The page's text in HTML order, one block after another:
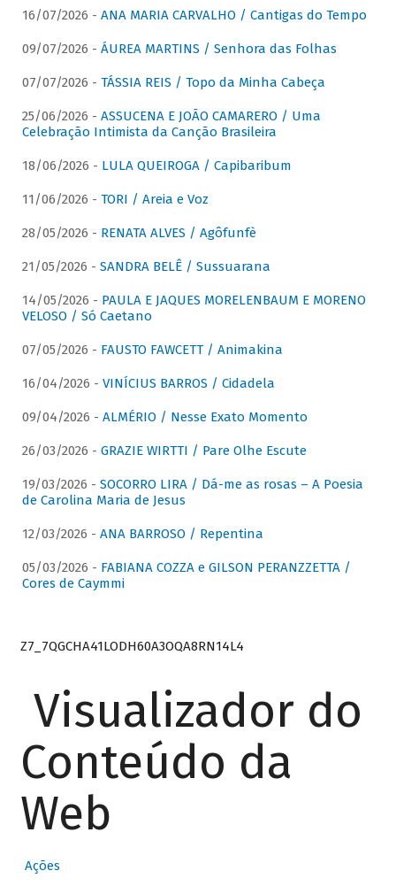
16/07/2026 - ANA MARIA CARVALHO / Cantigas do Tempo
09/07/2026 - ÁUREA MARTINS / Senhora das Folhas
07/07/2026 - TÁSSIA REIS / Topo da Minha Cabeça
25/06/2026 - ASSUCENA E JOÃO CAMARERO / Uma
Celebração Intimista da Canção Brasileira
18/06/2026 - LULA QUEIROGA / Capibaribum
11/06/2026 - TORI / Areia e Voz
28/05/2026 - RENATA ALVES / Agôfunfè
21/05/2026 - SANDRA BELÊ / Sussuarana
14/05/2026 - PAULA E JAQUES MORELENBAUM E MORENO
VELOSO / Só Caetano
07/05/2026 - FAUSTO FAWCETT / Animakina
16/04/2026 - VINÍCIUS BARROS / Cidadela
09/04/2026 - ALMÉRIO / Nesse Exato Momento
26/03/2026 - GRAZIE WIRTTI / Pare Olhe Escute
19/03/2026 - SOCORRO LIRA / Dá-me as rosas – A Poesia
de Carolina Maria de Jesus
12/03/2026 - ANA BARROSO / Repentina
05/03/2026 - FABIANA COZZA e GILSON PERANZZETTA /
Cores de Caymmi
Z7_7QGCHA41LODH60A3OQA8RN14L4
Visualizador do
Conteúdo da
Web
Ações